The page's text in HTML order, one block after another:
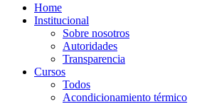
Home
Institucional
Sobre nosotros
Autoridades
Transparencia
Cursos
Todos
Acondicionamiento térmico